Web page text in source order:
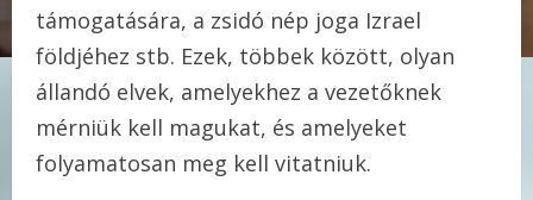
támogatására, a zsidó nép joga Izrael
földjéhez stb. Ezek, többek között, olyan
állandó elvek, amelyekhez a vezetőknek
mérniük kell magukat, és amelyeket
folyamatosan meg kell vitatniuk.